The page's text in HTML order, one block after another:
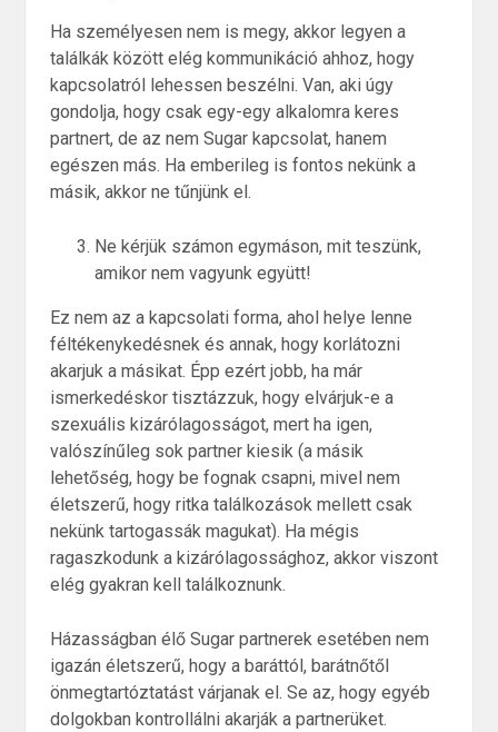
Ha személyesen nem is megy, akkor legyen a
találkák között elég kommunikáció ahhoz, hogy
kapcsolatról lehessen beszélni. Van, aki úgy
gondolja, hogy csak egy-egy alkalomra keres
partnert, de az nem Sugar kapcsolat, hanem
egészen más. Ha emberileg is fontos nekünk a
másik, akkor ne tűnjünk el.
Ne kérjük számon egymáson, mit teszünk,
amikor nem vagyunk együtt!
Ez nem az a kapcsolati forma, ahol helye lenne
féltékenykedésnek és annak, hogy korlátozni
akarjuk a másikat. Épp ezért jobb, ha már
ismerkedéskor tisztázzuk, hogy elvárjuk-e a
szexuális kizárólagosságot, mert ha igen,
valószínűleg sok partner kiesik (a másik
lehetőség, hogy be fognak csapni, mivel nem
életszerű, hogy ritka találkozások mellett csak
nekünk tartogassák magukat). Ha mégis
ragaszkodunk a kizárólagossághoz, akkor viszont
elég gyakran kell találkoznunk.
Házasságban élő Sugar partnerek esetében nem
igazán életszerű, hogy a baráttól, barátnőtől
önmegtartóztatást várjanak el. Se az, hogy egyéb
dolgokban kontrollálni akarják a partnerüket.